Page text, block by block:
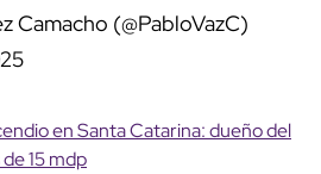
Camacho (@PabloVazC)
en Santa Catarina: dueño del
15 mdp